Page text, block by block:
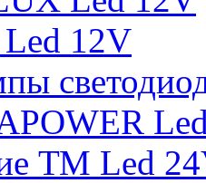
12V
ТМ Led